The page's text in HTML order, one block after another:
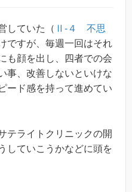
していた（
Ⅱ-４ 不思
ですが、毎週一回はそれ
も顔を出し、四者での会
事、改善しないといけな
ード感を持って進めてい
テライトクリニックの開
していこうかなどに頭を